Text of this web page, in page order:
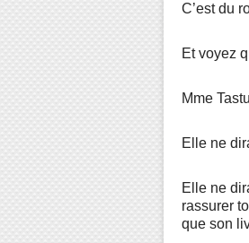
C’est du
Et voyez
Mme
Elle ne
Elle ne
rassurer
que son